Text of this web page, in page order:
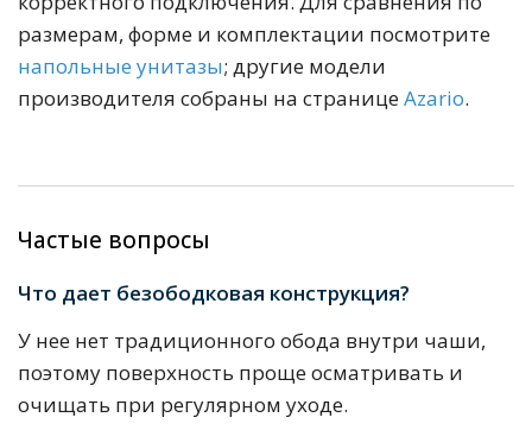
размерам, форме и комплектации посмотрите
напольные унитазы; другие модели
производителя собраны на страницеAzario.
Частые вопросы
Что дает безободковая конструкция?
У нее нет традиционного обода внутри чаши,
поэтому поверхность проще осматривать и
очищать при регулярном уходе.